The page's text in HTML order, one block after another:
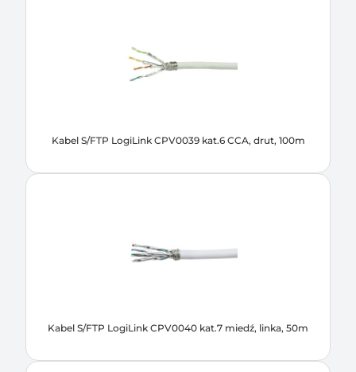
Kabel S/FTP LogiLink CPV0039 kat.6 CCA, drut, 100m
Kabel S/FTP LogiLink CPV0040 kat.7 miedź, linka, 50m